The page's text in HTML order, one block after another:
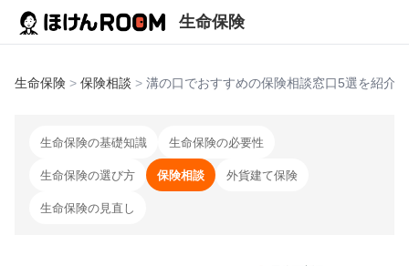
生命保険
生命保険 > 保険相談 > 溝の口でおすすめの保険相談窓口5選を紹介
生命保険の基礎知識 生命保険の必要性
生命保険の選び方 保険相談 外貨建て保険
生命保険の見直し